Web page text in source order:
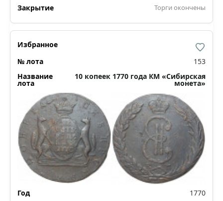
Торги окончены
153
10 копеек 1770 года КМ «Сибирская
монета»
1770